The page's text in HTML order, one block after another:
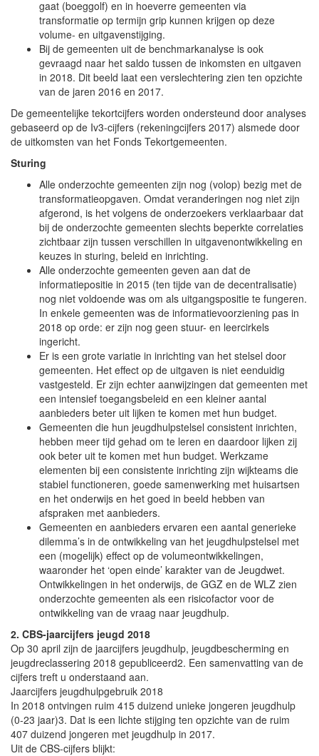
gaat (boeggolf) en in hoeverre gemeenten via
transformatie op termijn grip kunnen krijgen op deze
volume- en uitgavenstijging.
Bij de gemeenten uit de benchmarkanalyse is ook
gevraagd naar het saldo tussen de inkomsten en uitgaven
in 2018. Dit beeld laat een verslechtering zien ten opzichte
van de jaren 2016 en 2017.
De gemeentelijke tekortcijfers worden ondersteund door analyses
gebaseerd op de Iv3-cijfers (rekeningcijfers 2017) alsmede door
de uitkomsten van het Fonds Tekortgemeenten.
Sturing
Alle onderzochte gemeenten zijn nog (volop) bezig met de
transformatieopgaven. Omdat veranderingen nog niet zijn
afgerond, is het volgens de onderzoekers verklaarbaar dat
bij de onderzochte gemeenten slechts beperkte correlaties
zichtbaar zijn tussen verschillen in uitgavenontwikkeling en
keuzes in sturing, beleid en inrichting.
Alle onderzochte gemeenten geven aan dat de
informatiepositie in 2015 (ten tijde van de decentralisatie)
nog niet voldoende was om als uitgangspositie te fungeren.
In enkele gemeenten was de informatievoorziening pas in
2018 op orde: er zijn nog geen stuur- en leercirkels
ingericht.
Er is een grote variatie in inrichting van het stelsel door
gemeenten. Het effect op de uitgaven is niet eenduidig
vastgesteld. Er zijn echter aanwijzingen dat gemeenten met
een intensief toegangsbeleid en een kleiner aantal
aanbieders beter uit lijken te komen met hun budget.
Gemeenten die hun jeugdhulpstelsel consistent inrichten,
hebben meer tijd gehad om te leren en daardoor lijken zij
ook beter uit te komen met hun budget. Werkzame
elementen bij een consistente inrichting zijn wijkteams die
stabiel functioneren, goede samenwerking met huisartsen
en het onderwijs en het goed in beeld hebben van
afspraken met aanbieders.
Gemeenten en aanbieders ervaren een aantal generieke
dilemma’s in de ontwikkeling van het jeugdhulpstelsel met
een (mogelijk) effect op de volumeontwikkelingen,
waaronder het ‘open einde’ karakter van de Jeugdwet.
Ontwikkelingen in het onderwijs, de GGZ en de WLZ zien
onderzochte gemeenten als een risicofactor voor de
ontwikkeling van de vraag naar jeugdhulp.
2. CBS-jaarcijfers jeugd 2018
Op 30 april zijn de jaarcijfers jeugdhulp, jeugdbescherming en
jeugdreclassering 2018 gepubliceerd2. Een samenvatting van de
cijfers treft u onderstaand aan.
Jaarcijfers jeugdhulpgebruik 2018
In 2018 ontvingen ruim 415 duizend unieke jongeren jeugdhulp
(0-23 jaar)3. Dat is een lichte stijging ten opzichte van de ruim
407 duizend jongeren met jeugdhulp in 2017.
Uit de CBS-cijfers blijkt: